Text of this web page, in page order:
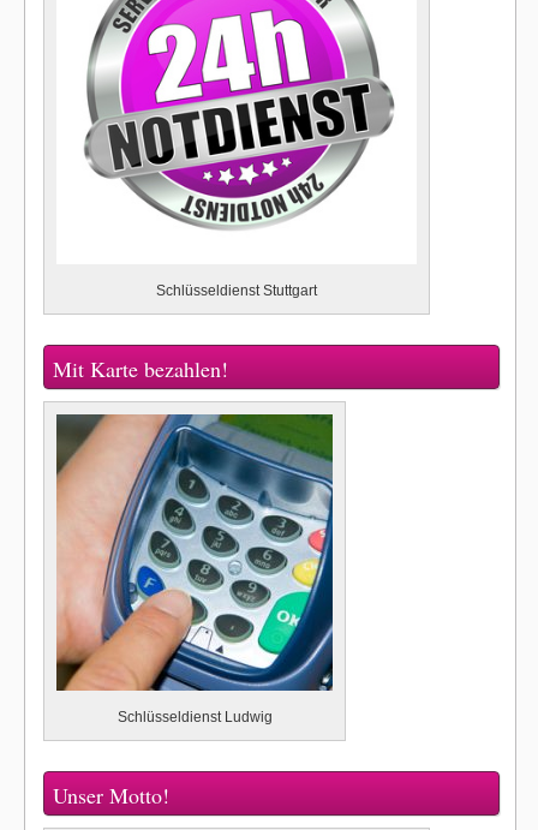
Schlüsseldienst Stuttgart
Mit Karte bezahlen!
Schlüsseldienst Ludwig
Unser Motto!